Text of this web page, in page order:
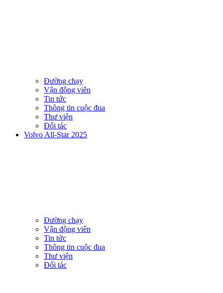
Đường chạy
Vận động viên
Tin tức
Thông tin cuộc đua
Thư viện
Đối tác
Volvo All-Star 2025
Đường chạy
Vận động viên
Tin tức
Thông tin cuộc đua
Thư viện
Đối tác